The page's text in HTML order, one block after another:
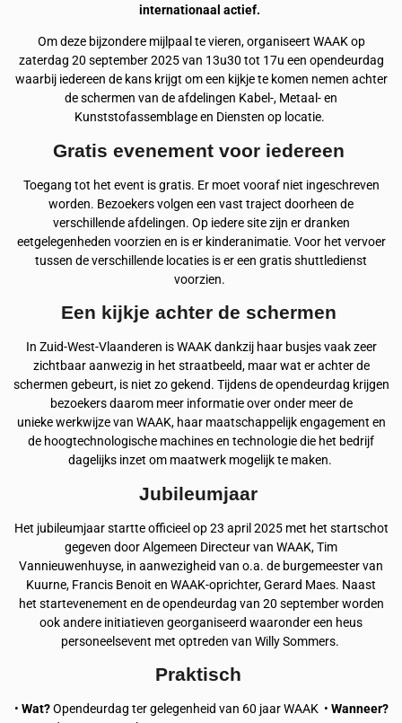
internationaal actief.
Om deze bijzondere mijlpaal te vieren, organiseert WAAK op
zaterdag 20 september 2025 van 13u30 tot 17u een opendeurdag
waarbij iedereen de kans krijgt om een kijkje te komen nemen achter
de schermen van de afdelingen Kabel-, Metaal- en
Kunststofassemblage en Diensten op locatie.
Gratis evenement voor iedereen
Toegang tot het event is gratis. Er moet vooraf niet ingeschreven
worden. Bezoekers volgen een vast traject doorheen de
verschillende afdelingen. Op iedere site zijn er dranken
eetgelegenheden voorzien en is er kinderanimatie. Voor het vervoer
tussen de verschillende locaties is er een gratis shuttledienst
voorzien.
Een kijkje achter de schermen
In Zuid-West-Vlaanderen is WAAK dankzij haar busjes vaak zeer
zichtbaar aanwezig in het straatbeeld, maar wat er achter de
schermen gebeurt, is niet zo gekend. Tijdens de opendeurdag krijgen
bezoekers daarom meer informatie over onder meer de
unieke werkwijze van WAAK, haar maatschappelijk engagement en
de hoogtechnologische machines en technologie die het bedrijf
dagelijks inzet om maatwerk mogelijk te maken.
Jubileumjaar
Het jubileumjaar startte officieel op 23 april 2025 met het startschot
gegeven door Algemeen Directeur van WAAK, Tim
Vannieuwenhuyse, in aanwezigheid van o.a. de burgemeester van
Kuurne, Francis Benoit en WAAK-oprichter, Gerard Maes. Naast
het startevenement en de opendeurdag van 20 september worden
ook andere initiatieven georganiseerd waaronder een heus
personeelsevent met optreden van Willy Sommers.
Praktisch
• Wat?Opendeurdag ter gelegenheid van 60 jaar WAAK • Wanneer?